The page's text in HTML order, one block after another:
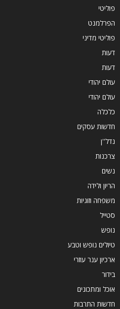
פוליטי
הפרלמנט
פוליטי מדיני
דעות
דעות
עולם יהודי
עולם יהודי
כלכלה
חדשות עסקים
נדל''ן
צרכנות
נשים
הריון ולידה
משפחה וזוגיות
סטייל
נופש
טיולים נופש וטבע
ארכיון ענר עוזרי
בידור
אוכל ומתכונים
חדשות התרבות